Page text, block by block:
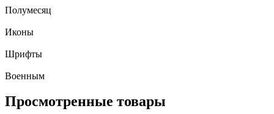
Полумесяц
Иконы
Шрифты
Военным
Просмотренные товары